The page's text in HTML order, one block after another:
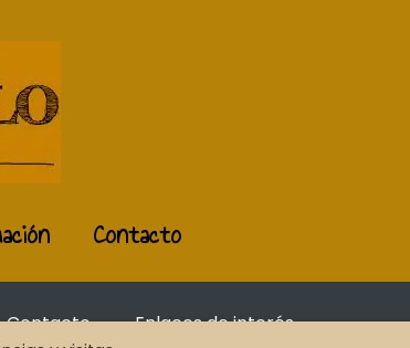
Contacto
Contacto Enlaces de interés